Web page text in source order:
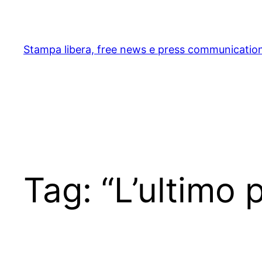
content
Stampa libera, free news e press
Tag: “L’ultimo